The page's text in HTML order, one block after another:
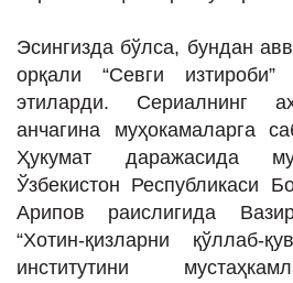
Эсингизда бўлса, бундан
орқали “Севги
этиларди. Сериалнинг
анчагина муҳокамаларга
Ҳукумат даражасида
Ўзбекистон Республикаси
Арипов раислигида
“Хотин-қизларни қўллаб-
институтини